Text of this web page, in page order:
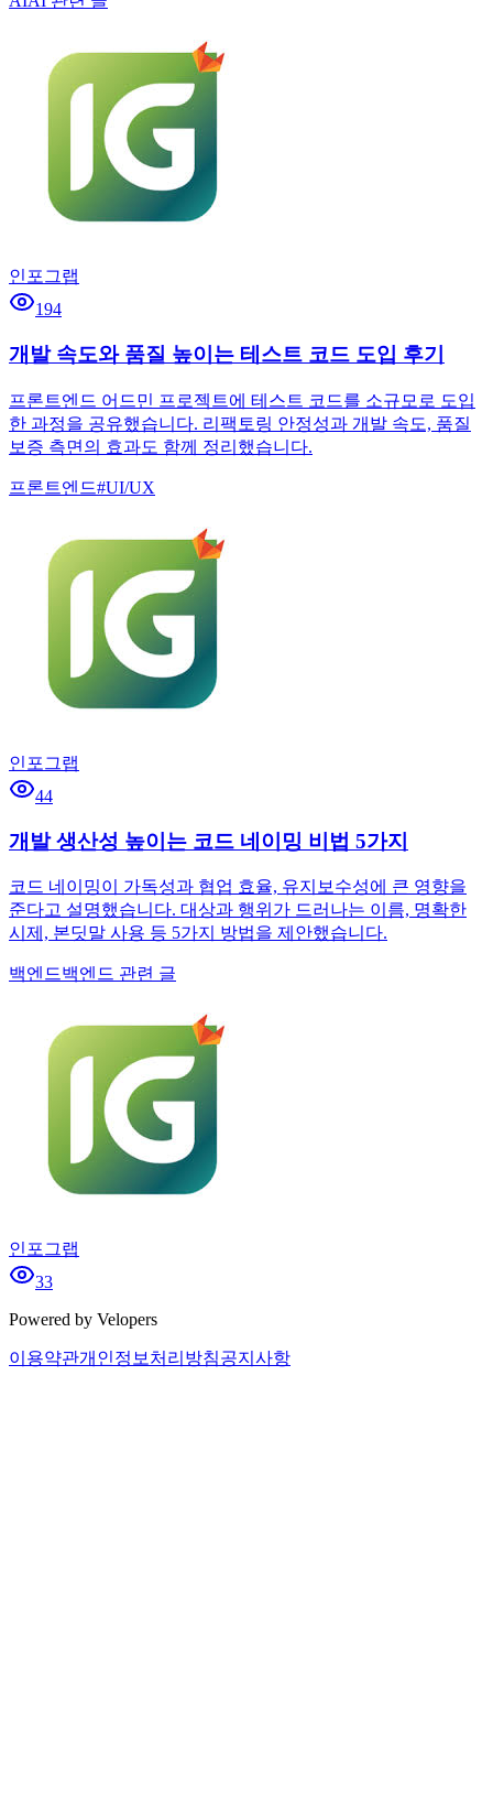
인포그랩
194
개발 속도와 품질 높이는 테스트 코드 도입 후기
프론트엔드 어드민 프로젝트에 테스트 코드를 소규모로 도입
한 과정을 공유했습니다. 리팩토링 안정성과 개발 속도, 품질
보증 측면의 효과도 함께 정리했습니다.
프론트엔드#UI/UX
인포그랩
44
개발 생산성 높이는 코드 네이밍 비법 5가지
코드 네이밍이 가독성과 협업 효율, 유지보수성에 큰 영향을
준다고 설명했습니다. 대상과 행위가 드러나는 이름, 명확한
시제, 본딧말 사용 등 5가지 방법을 제안했습니다.
백엔드백엔드 관련 글
인포그랩
33
Powered by Velopers
이용약관개인정보처리방침공지사항